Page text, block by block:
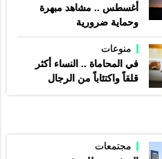
أغسطس .. مشاهد مبهرة
وحماية ضرورية
منوعات
في المحاماة .. النساء أكثر
قلقاً واكتئاباً من الرجال
مجتمعات